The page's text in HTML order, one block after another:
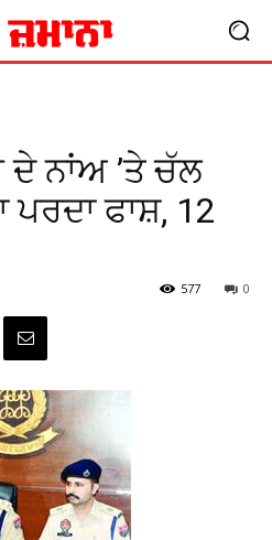
ਨਾਂਅ ’ਤੇ ਚੱਲ
ਫਾਸ਼, 12
0
577